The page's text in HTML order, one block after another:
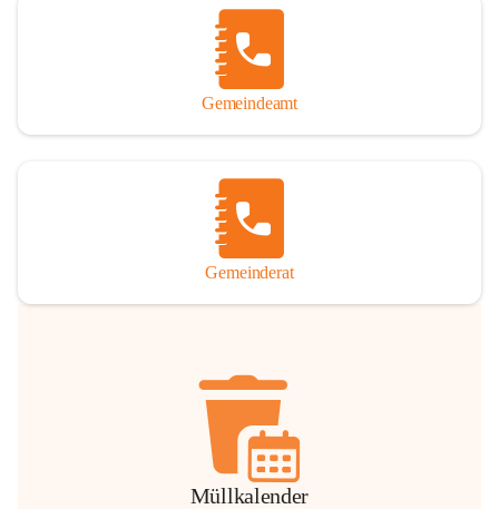
Gemeindeamt
Gemeinderat
Müllkalender